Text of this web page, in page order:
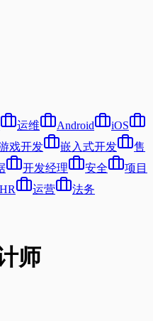
运维 Android
iOS
戏开发 嵌入式开发
售
开发经理 安全
项目
HR 运营
法务
师